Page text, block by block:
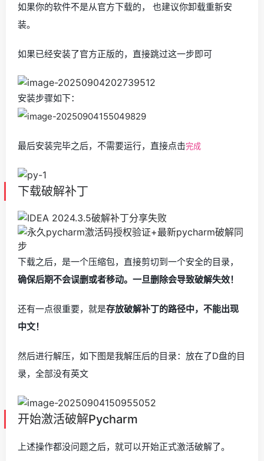
如果你的软件不是从官方下载的， 也建议你卸载重新安
装。
如果已经安装了官方正版的，直接跳过这一步即可
安装步骤如下：
最后安装完毕之后，不需要运行，直接点击完成
下载破解补丁
下载之后，是一个压缩包，直接剪切到一个安全的目录，
确保后期不会误删或者移动。一旦删除会导致破解失效！
还有一点很重要，就是存放破解补丁的路径中，不能出现
中文！
然后进行解压，如下图是我解压后的目录：放在了D盘的目
录，全部没有英文
开始激活破解Pycharm
上述操作都没问题之后，就可以开始正式激活破解了。